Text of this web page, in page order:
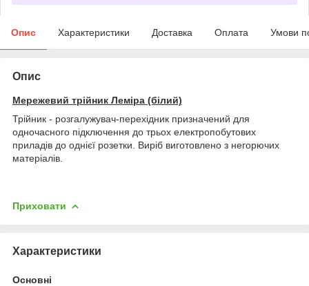
Опис Характеристики Доставка Оплата Умови
Опис
Мережевий трійник Леміра (білий)
Трійник - розгалужувач-перехідник призначений для
одночасного підключення до трьох електропобутових
приладів до однієї розетки. Виріб виготовлено з негорючих
матеріалів.
Приховати
Характеристики
Основні